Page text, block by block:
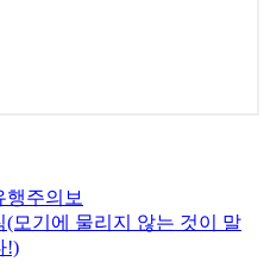
행주의보
(모기에 물리지 않는 것이 말
!)